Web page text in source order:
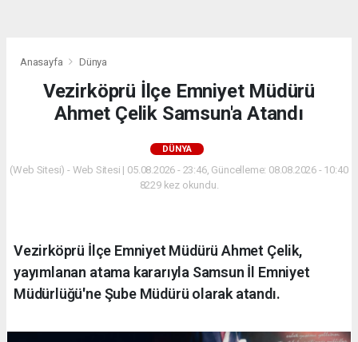
Anasayfa Dünya
Vezirköprü İlçe Emniyet Müdürü
Ahmet Çelik Samsun'a Atandı
DÜNYA
(Web Sitesi) - Web Sitesi | 05.08.2026 - 23:46, Güncelleme: 08.08.2026 - 10:40
8229 kez okundu.
Vezirköprü İlçe Emniyet Müdürü Ahmet Çelik,
yayımlanan atama kararıyla Samsun İl Emniyet
Müdürlüğü'ne Şube Müdürü olarak atandı.